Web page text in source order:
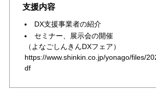
支援内容
DX支援事業者の紹介
セミナー、展示会の開催
（よなごしんきんDXフェア）
https://www.shinkin.co.jp/yonago/files/
df